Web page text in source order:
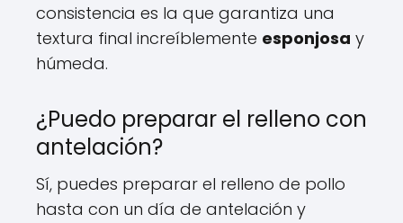
consistencia es la que garantiza una
textura final increíblemente esponjosa y
húmeda.
¿Puedo preparar el relleno con
antelación?
Sí, puedes preparar el relleno de pollo
hasta con un día de antelación y